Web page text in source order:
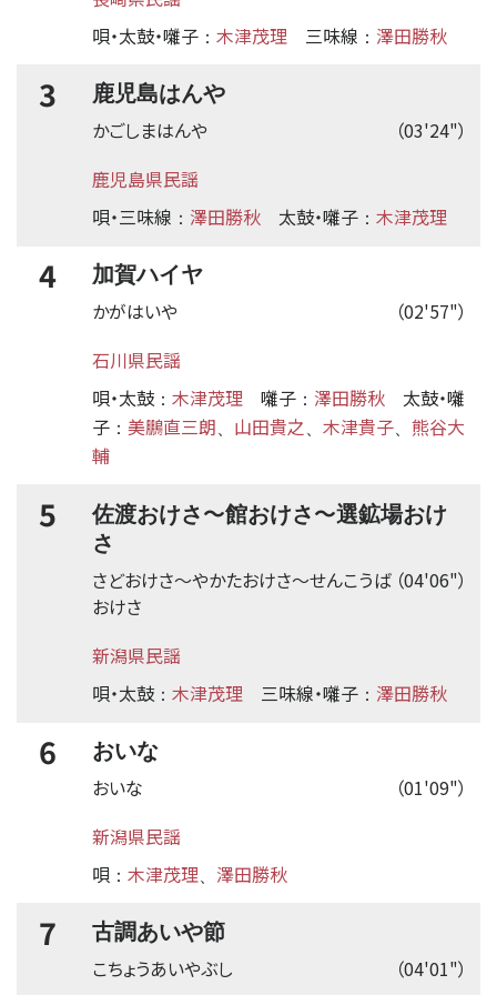
唄・太鼓・囃子 ： 木津茂理 三味線 ： 澤田勝秋
3 鹿児島はんや
（03'24"）
かごしまはんや
鹿児島県民謡
唄・三味線 ： 澤田勝秋 太鼓・囃子 ： 木津茂理
4 加賀ハイヤ
（02'57"）
かがはいや
石川県民謡
唄・太鼓 ： 木津茂理 囃子 ： 澤田勝秋
太鼓・囃
子 ： 美鵬直三朗 山田貴之 木津貴子
熊谷大
輔
5 佐渡おけさ〜館おけさ〜選鉱場おけ
さ
（04'06"）
さどおけさ〜やかたおけさ〜せんこうば
おけさ
新潟県民謡
唄・太鼓 ： 木津茂理 三味線・囃子 ： 澤田勝秋
6 おいな
（01'09"）
おいな
新潟県民謡
唄 ： 木津茂理 澤田勝秋
7 古調あいや節
（04'01"）
こちょうあいやぶし